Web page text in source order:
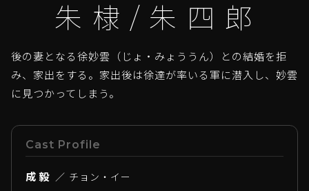
朱棣/朱四郎
後の妻となる徐妙雲（じょ・みょううん）との結婚を拒
み、家出をする。家出後は徐達が率いる軍に潜入し、妙雲
に見つかってしまう。
Cast Profile
成毅 ／ チョン・イー